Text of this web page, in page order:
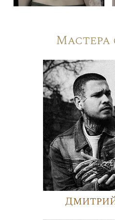
Мастера